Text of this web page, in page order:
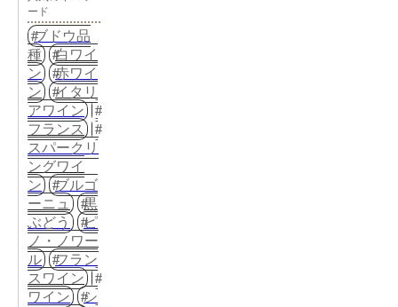
ード
ブドウ品
種
白ワイ
ン
赤ワイ
ン
イタリ
アワイン
フランス
スパークリ
ングワイ
ン
ブルゴ
ーニュ
黒
ぶどう
ピ
ノ・ノワー
ル
フラン
スワイン
ワイン
シ